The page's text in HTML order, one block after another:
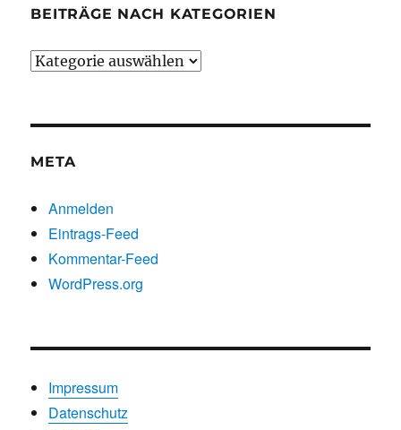
BEITRÄGE NACH KATEGORIEN
Beiträge
META
Anmelden
Eintrags-Feed
Kommentar-Feed
WordPress.org
Impressum
Datenschutz